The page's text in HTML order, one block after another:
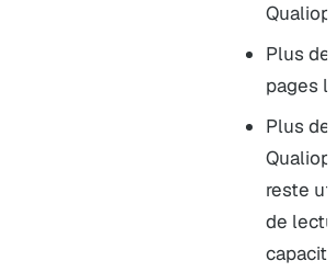
Plus
pages
Plus de
reste
de